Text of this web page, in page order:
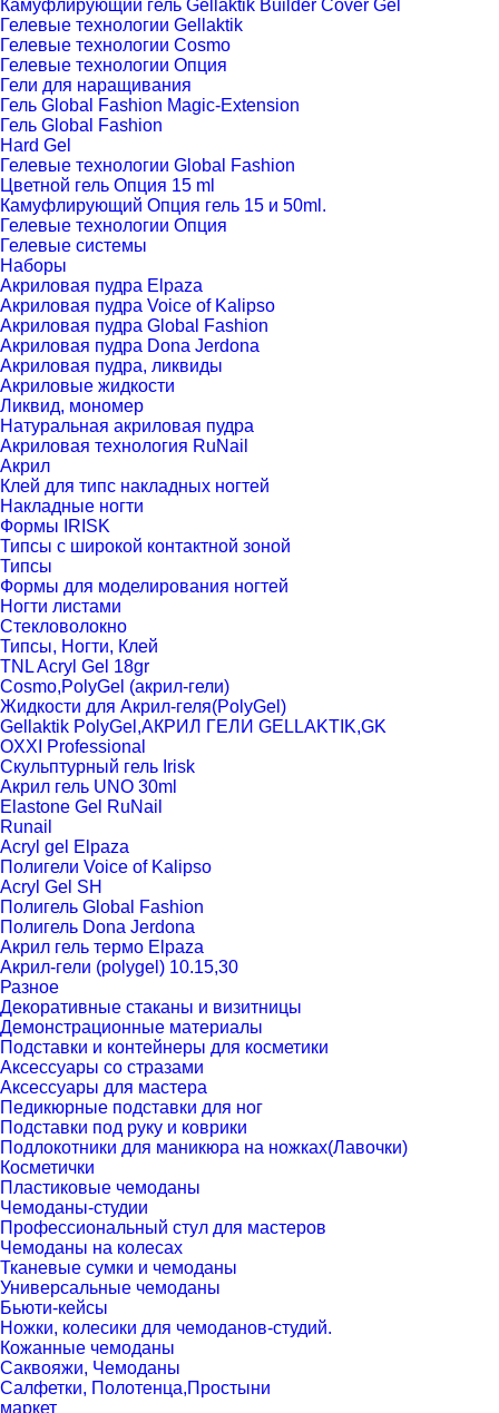
Камуфлирующий гель Gellaktik Builder Cover Gel
Гелевые технологии Gellaktik
Гелевые технологии Cosmo
Гелевые технологии Опция
Гели для наращивания
Гель Global Fashion Magic-Extension
Гель Global Fashion
Hard Gel
Гелевые технологии Global Fashion
Цветной гель Опция 15 ml
Камуфлирующий Опция гель 15 и 50ml.
Гелевые технологии Опция
Гелевые системы
Наборы
Акриловая пудра Elpaza
Акриловая пудра Voice of Kalipso
Акриловая пудра Global Fashion
Акриловая пудра Dona Jerdona
Акриловая пудра, ликвиды
Акриловые жидкости
Ликвид, мономер
Натуральная акриловая пудра
Акриловая технология RuNail
Акрил
Клей для типс накладных ногтей
Накладные ногти
Формы IRISK
Типсы с широкой контактной зоной
Типсы
Формы для моделирования ногтей
Ногти листами
Стекловолокно
Типсы, Ногти, Клей
TNL Acryl Gel 18gr
Cosmo,PolyGel (акрил-гели)
Жидкости для Акрил-геля(PolyGel)
Gellaktik PolyGel,АКРИЛ ГЕЛИ GELLAKTIK,GK
OXXI Professional
Скульптурный гель Irisk
Акрил гель UNO 30ml
Elastone Gel RuNail
Runail
Acryl gel Elpaza
Полигели Voice of Kalipso
Acryl Gel SH
Полигель Global Fashion
Полигель Dona Jerdona
Акрил гель термо Elpaza
Акрил-гели (polygel) 10.15,30
Разное
Декоративные стаканы и визитницы
Демонстрационные материалы
Подставки и контейнеры для косметики
Аксессуары со стразами
Аксессуары для мастера
Педикюрные подставки для ног
Подставки под руку и коврики
Подлокотники для маникюра на ножках(Лавочки)
Косметички
Пластиковые чемоданы
Чемоданы-студии
Профессиональный стул для мастеров
Чемоданы на колесах
Тканевые сумки и чемоданы
Универсальные чемоданы
Бьюти-кейсы
Ножки, колесики для чемоданов-студий.
Кожанные чемоданы
Саквояжи, Чемоданы
Салфетки, Полотенца,Простыни
маркет